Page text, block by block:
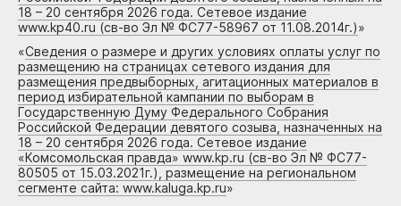
18 – 20 сентября 2026 года. Сетевое издание
www.kp40.ru (св-во Эл № ФС77-58967 от 11.08.2014г.)»
«Сведения о размере и других условиях оплаты услуг по
размещению на страницах сетевого издания для
размещения предвыборных, агитационных материалов в
период избирательной кампании по выборам в
Государственную Думу Федерального Собрания
Российской Федерации девятого созыва, назначенных на
18 – 20 сентября 2026 года. Сетевое издание
«Комсомольская правда» www.kp.ru (св-во Эл № ФС77-
80505 от 15.03.2021г.), размещение на региональном
сегменте сайта: www.kaluga.kp.ru»